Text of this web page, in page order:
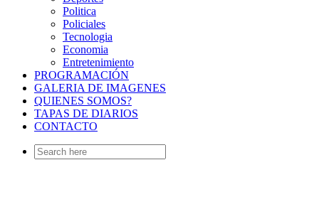
Politica
Policiales
Tecnologia
Economia
Entretenimiento
PROGRAMACIÓN
GALERIA DE IMAGENES
QUIENES SOMOS?
TAPAS DE DIARIOS
CONTACTO
Search
for: